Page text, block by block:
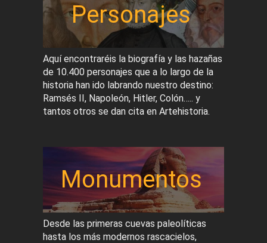
Personajes
Aquí encontraréis la biografía y las hazañas
de 10.400 personajes que a lo largo de la
historia han ido labrando nuestro destino:
Ramsés II, Napoleón, Hitler, Colón….. y
tantos otros se dan cita en Artehistoria.
Monumentos
Desde las primeras cuevas paleolíticas
hasta los más modernos rascacielos,